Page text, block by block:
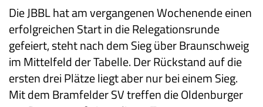
Die JBBL hat am vergangenen Wochenende einen
erfolgreichen Start in die Relegationsrunde
gefeiert, steht nach dem Sieg über Braunschweig
im Mittelfeld der Tabelle. Der Rückstand auf die
ersten drei Plätze liegt aber nur bei einem Sieg.
Mit dem Bramfelder SV treffen die Oldenburger